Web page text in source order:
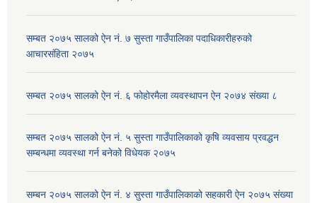
सम्बत २०७५ सालको ऐन नं. ७ सुस्ता गाउँपालिका पदाधिकारीहरुको
आचारसंहिता २०७५
सम्बत २०७५ सालको ऐन नं. ६ फोहोरमैला व्यवस्थापन ऐन २०७४ संख्या ८
सम्बत २०७५ सालको ऐन नं. ५ सुस्ता गाउँपालिकाको कृषि व्यवसाय प्रवद्धन
सम्बन्धमा व्यवस्था गर्न बनेको विधेयक २०७५
सम्बन २०७५ सालको ऐन नं. ४ सुस्ता गाउँपालिकाको सहकारी ऐन २०७५ संख्या